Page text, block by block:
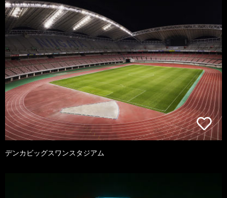
デンカビッグスワンスタジアム